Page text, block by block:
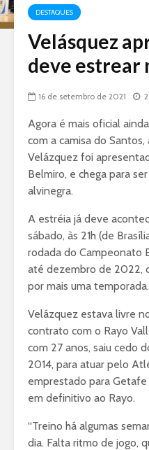
DESTAQUES
Velásquez
deve estrear
16 de setembro de 2021
Agora é mais oficial
com a camisa do
Velázquez foi
Belmiro, e chega para
alvinegra.
A estréia já deve
sábado, às 21h (de
rodada do Campeonato
até dezembro de 2022,
por mais uma temporada.
Velázquez estava livre
contrato com o Rayo
com 27 anos, saiu cedo
2014, para atuar pelo
emprestado para Getafe
em definitivo ao Rayo.
“Treino há algumas
dia. Falta ritmo de jogo,